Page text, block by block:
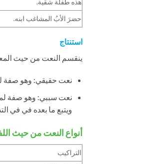
حضرَ الأبُ المشاغب ابنه.
استنتاج
ينقسم النعت من حيث
نعت حقيقي: وهو صفة
نعت سببي: وهو صفة لما
ويتبع ما بعده في في
أنواع النعت من حيث
التراكيب